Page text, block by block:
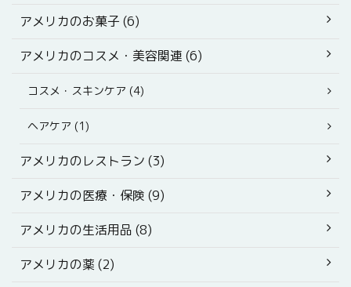
アメリカのお菓子 (6)
アメリカのコスメ・美容関連 (6)
コスメ・スキンケア (4)
ヘアケア (1)
アメリカのレストラン (3)
アメリカの医療・保険 (9)
アメリカの生活用品 (8)
アメリカの薬 (2)